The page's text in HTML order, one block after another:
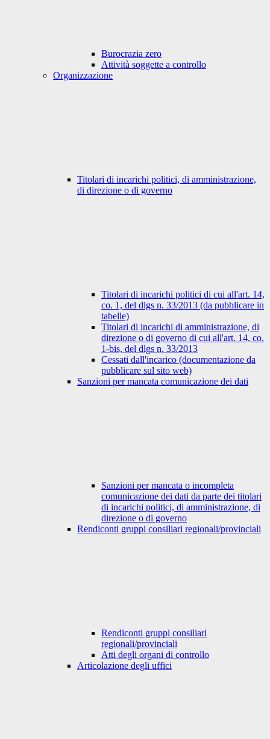
Burocrazia zero
Attività soggette a controllo
Organizzazione
Titolari di incarichi politici, di amministrazione,
di direzione o di governo
Titolari di incarichi politici di cui all'art. 14,
co. 1, del dlgs n. 33/2013 (da pubblicare in
tabelle)
Titolari di incarichi di amministrazione, di
direzione o di governo di cui all'art. 14, co.
1-bis, del dlgs n. 33/2013
Cessati dall'incarico (documentazione da
pubblicare sul sito web)
Sanzioni per mancata comunicazione dei dati
Sanzioni per mancata o incompleta
comunicazione dei dati da parte dei titolari
di incarichi politici, di amministrazione, di
direzione o di governo
Rendiconti gruppi consiliari regionali/provinciali
Rendiconti gruppi consiliari
regionali/provinciali
Atti degli organi di controllo
Articolazione degli uffici